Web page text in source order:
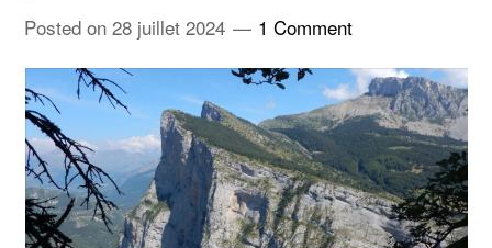
Posted on28 juillet 2024 1 Comment